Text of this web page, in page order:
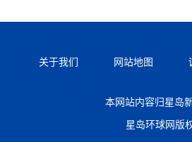
关于我们 网站地图
本网站内容归星岛
星岛环球网版